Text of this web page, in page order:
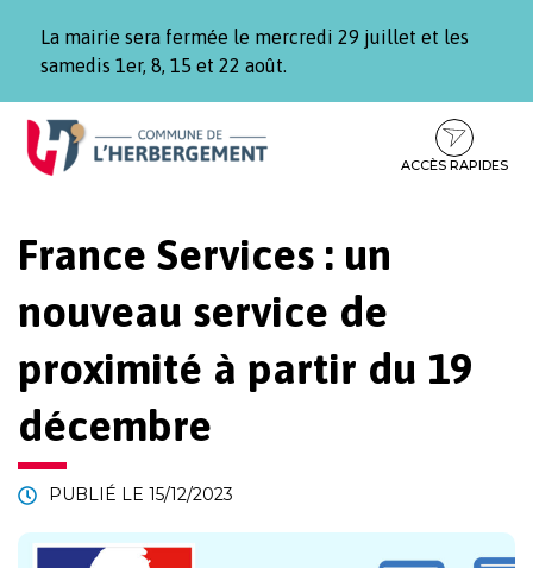
La mairie sera fermée le mercredi 29 juillet et les
samedis 1er, 8, 15 et 22 août.
Aller
Aller
contenu
Aller
pied
ACCÈS RAPIDES
France Services : un
nouveau service de
proximité à partir du 19
décembre
PUBLIÉ LE 15/12/2023